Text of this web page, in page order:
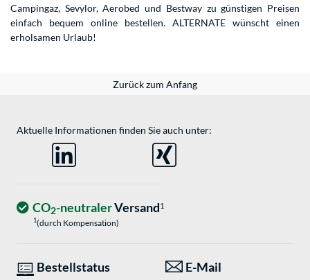
Campingaz, Sevylor, Aerobed und Bestway zu günstigen Preisen
einfach bequem online bestellen. ALTERNATE wünscht einen
erholsamen Urlaub!
Zurück zum Anfang
Aktuelle Informationen finden Sie auch unter:
CO2-neutralerVersand1
1(durch Kompensation)
Bestellstatus
E-Mail